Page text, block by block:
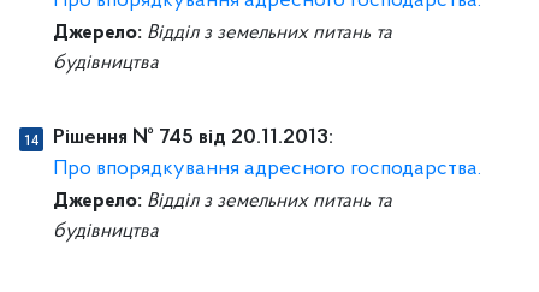
Джерело: Відділ з земельних питань та
будівництва
Рішення № 745 від 20.11.2013:
Про впорядкування адресного господарства.
Джерело: Відділ з земельних питань та
будівництва